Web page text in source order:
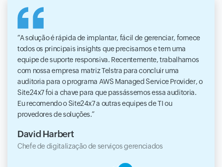
A solução é rápida de implantar, fácil de gerenciar, fornece
todos os principais insights que precisamos e tem uma
equipe de suporte responsiva. Recentemente, trabalhamos
com nossa empresa matriz Telstra para concluir uma
auditoria para o programa AWS Managed Service Provider, o
Site24x7 foi a chave para que passássemos essa auditoria.
Eu recomendo o Site24x7 a outras equipes de TI ou
provedores de soluções.
David Harbert
Chefe de digitalização de serviços gerenciados